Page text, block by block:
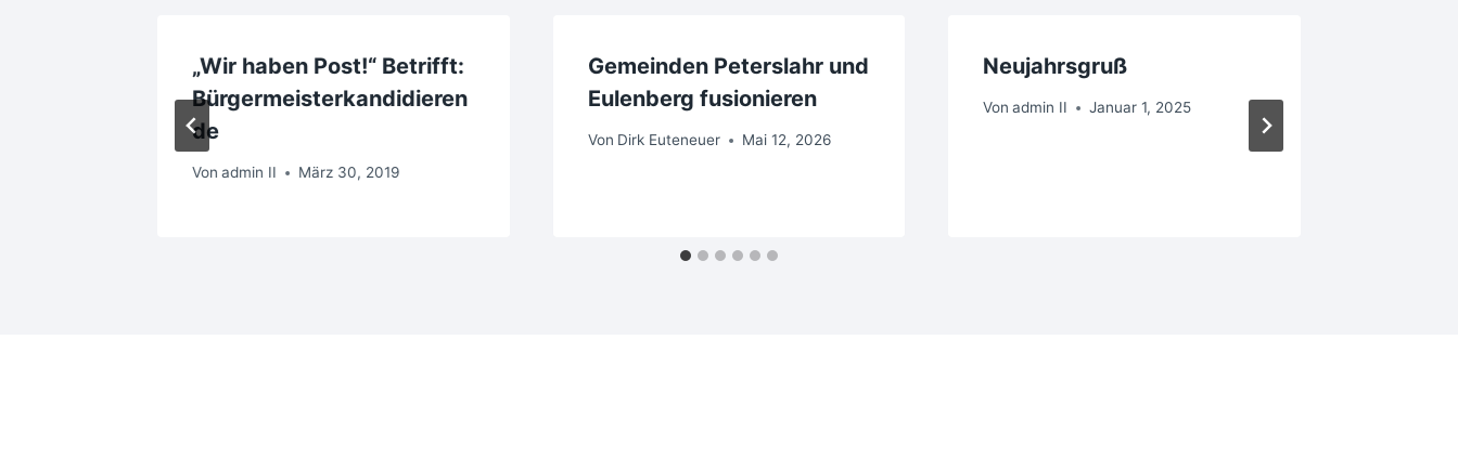
„Wir haben Post!“ Betrifft:
Bürgermeisterkandidieren
de
Von admin II März 30, 2019
Gemeinden Peterslahr und
Eulenberg fusionieren
Von Dirk Euteneuer Mai 12, 2026
Neujahrsgruß
Von admin II Januar 1, 2025